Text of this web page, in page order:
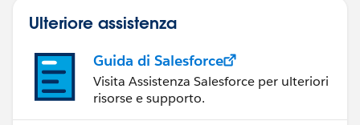
Ulteriore assistenza
Guida di Salesforce
Visita Assistenza Salesforce per ulteriori
risorse e supporto.